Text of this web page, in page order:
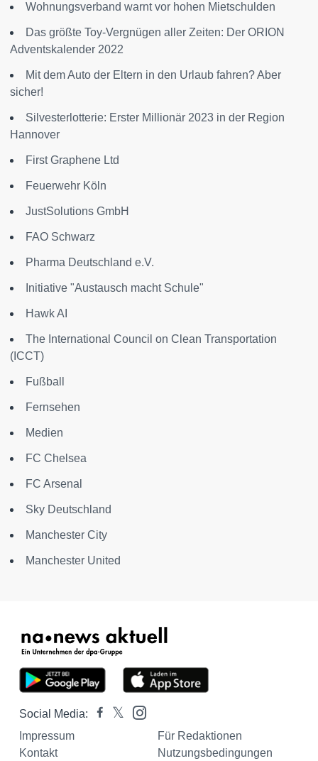
Wohnungsverband warnt vor hohen Mietschulden
Das größte Toy-Vergnügen aller Zeiten: Der ORION
Adventskalender 2022
Mit dem Auto der Eltern in den Urlaub fahren? Aber
sicher!
Silvesterlotterie: Erster Millionär 2023 in der Region
Hannover
First Graphene Ltd
Feuerwehr Köln
JustSolutions GmbH
FAO Schwarz
Pharma Deutschland e.V.
Initiative "Austausch macht Schule"
Hawk AI
The International Council on Clean Transportation
(ICCT)
Fußball
Fernsehen
Medien
FC Chelsea
FC Arsenal
Sky Deutschland
Manchester City
Manchester United
Social Media:
Impressum
Für Redaktionen
Kontakt
Nutzungsbedingungen